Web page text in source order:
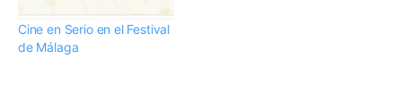
Cine en Serio en el Festival
de Málaga